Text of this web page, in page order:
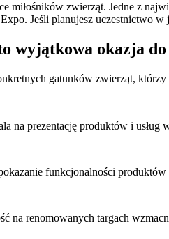
miłośników zwierząt. Jedne z
Jeśli planujesz uczestnictwo
wyjątkowa okazja
gatunków zwierząt,
na prezentację produktów i
funkcjonalności
na renomowanych targach